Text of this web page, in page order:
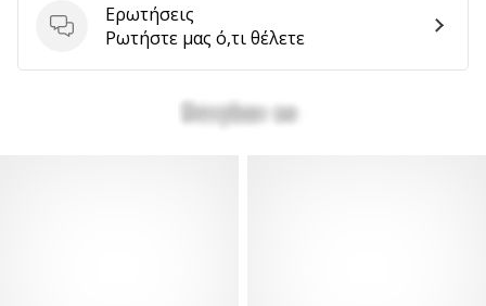
Ερωτήσεις
Ερωτήσεις
Ρωτήστε μας ό,τι θέλετε